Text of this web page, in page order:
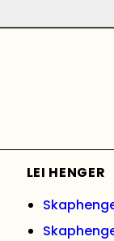
LEI HENGER